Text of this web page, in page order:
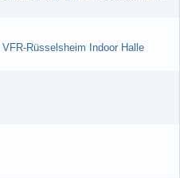
Rüsselsheim Indoor Halle